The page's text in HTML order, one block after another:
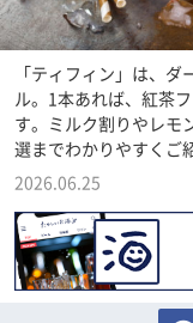
「ティフィン」は、
ル。1本あれば、紅茶
す。ミルク割りやレモ
選までわかりやすくご
2026.06.25